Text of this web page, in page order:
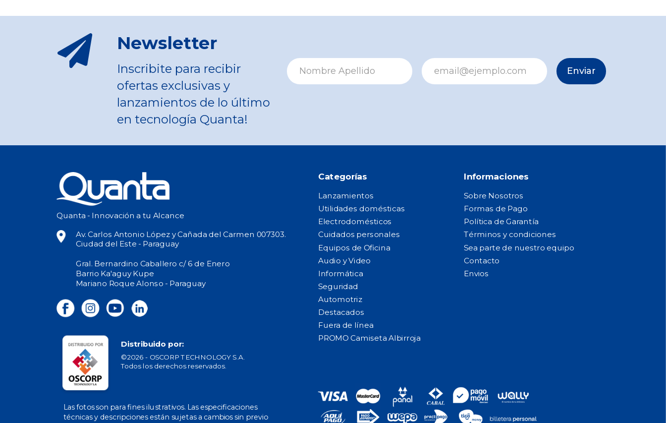
Newsletter
Inscribite para recibir
ofertas exclusivas y
lanzamientos de lo último
en tecnología Quanta!
Enviar
Quanta - Innovación a tu Alcance
Av. Carlos Antonio López y Cañada del Carmen 007303.
Ciudad del Este - Paraguay
Gral. Bernardino Caballero c/ 6 de Enero
Barrio Ka'aguy Kupe
Mariano Roque Alonso - Paraguay
Distribuido por:
©2026 - OSCORP TECHNOLOGY S.A.
Todos los derechos reservados.
Las fotos son para fines ilustrativos. Las especificaciones
técnicas y descripciones están sujetas a cambios sin previo
Categorías
Lanzamientos
Utilidades domésticas
Electrodomésticos
Cuidados personales
Equipos de Oficina
Audio y Video
Informática
Seguridad
Automotriz
Destacados
Fuera de línea
PROMO Camiseta Albirroja
Informaciones
Sobre Nosotros
Formas de Pago
Política de Garantía
Términos y condiciones
Sea parte de nuestro equipo
Contacto
Envios